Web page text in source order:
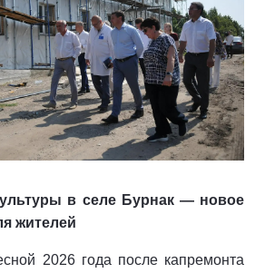
в селе Бурнак — новое
жителей
2026 года после капремонта